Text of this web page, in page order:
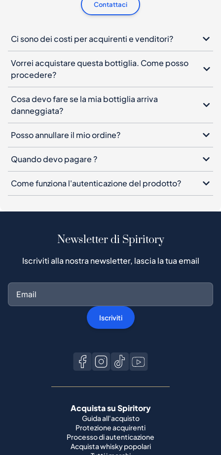
Contattaci
Ci sono dei costi per acquirenti e venditori?
Vorrei acquistare questa bottiglia. Come posso
procedere?
Cosa devo fare se la mia bottiglia arriva
danneggiata?
Posso annullare il mio ordine?
Quando devo pagare ?
Come funziona l'autenticazione del prodotto?
Newsletter di Spiritory
Iscriviti alla nostra newsletter, lascia la tua email
Iscriviti
Acquista su Spiritory
Guida all'acquisto
Protezione acquirenti
Processo di autenticazione
Acquista whisky popolari